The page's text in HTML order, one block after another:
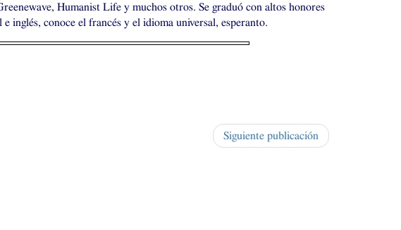
Humanist Life y muchos otros. Se graduó con altos honores
inglés, conoce el francés y el idioma universal, esperanto.
Siguiente publicación